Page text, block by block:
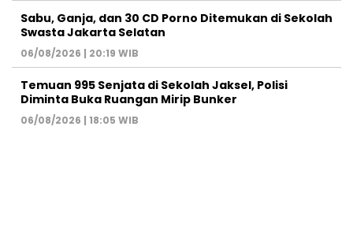
Sabu, Ganja, dan 30 CD Porno Ditemukan di Sekolah
Swasta Jakarta Selatan
06/08/2026 | 20:19 WIB
Temuan 995 Senjata di Sekolah Jaksel, Polisi
Diminta Buka Ruangan Mirip Bunker
06/08/2026 | 18:05 WIB